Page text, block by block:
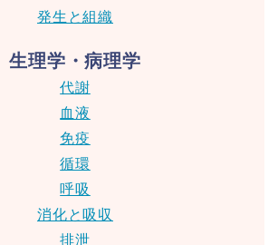
発生と組織
生理学・病理学
代謝
血液
免疫
循環
呼吸
消化と吸収
排泄